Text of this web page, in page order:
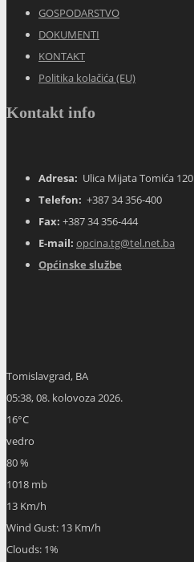
GOSPODARSTVO
DOKUMENTI
KONTAKT
Politika kolačića (EU)
Kontakt info
Adresa: Ulica Mijata Tomića 120
Telefon: +387 34 356-400
Fax: +387 34 356-444
E-mail: opcina.tg@tel.net.ba
Općinske službe
Tomislavgrad, BA
05:38,08. kolovoza 2026.
16°C
vedro
80 %
1018 mb
13 Km/h
Wind Gust: 13 Km/h
Clouds: 1%